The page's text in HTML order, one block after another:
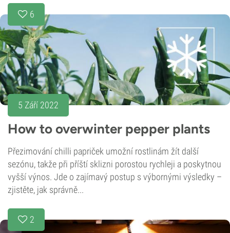
6
5 Září 2022
How to overwinter pepper plants
Přezimování chilli papriček umožní rostlinám žít další
sezónu, takže při příští sklizni porostou rychleji a poskytnou
vyšší výnos. Jde o zajímavý postup s výbornými výsledky –
zjistěte, jak správně...
2